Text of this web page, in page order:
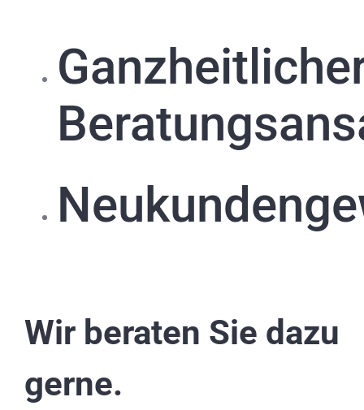
Wir beraten Sie dazu
gerne.